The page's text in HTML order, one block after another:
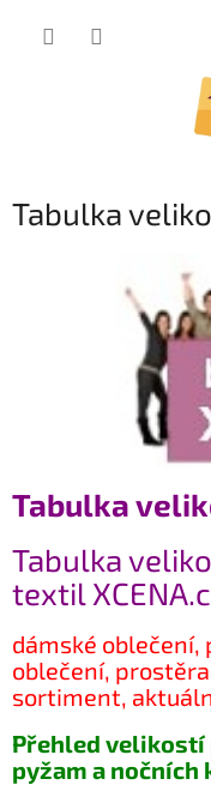
Tabulka
Tabulka
Tabulka
textil
dámské oblečení,
oblečení,
sortiment,
Přehled velikostí
pyžam a nočních